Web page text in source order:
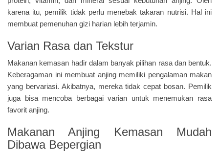
karena itu, pemilik tidak perlu menebak takaran nutrisi. Hal ini
membuat pemenuhan gizi harian lebih terjamin.
Varian Rasa dan Tekstur
Makanan kemasan hadir dalam banyak pilihan rasa dan bentuk.
Keberagaman ini membuat anjing memiliki pengalaman makan
yang bervariasi. Akibatnya, mereka tidak cepat bosan. Pemilik
juga bisa mencoba berbagai varian untuk menemukan rasa
favorit anjing.
Makanan Anjing Kemasan Mudah
Dibawa Bepergian